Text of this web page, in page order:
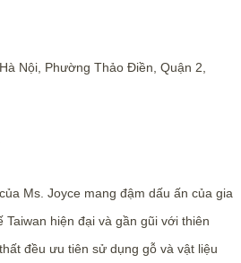
Nội, Phường Thảo Điền, Quận 2,
Ms. Joyce mang đậm dấu ấn của gia
hiện đại và gần gũi với thiên
đều ưu tiên sử dụng gỗ và vật liệu